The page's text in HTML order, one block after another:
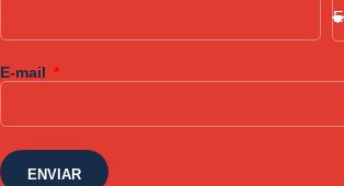
E-mail
ENVIAR